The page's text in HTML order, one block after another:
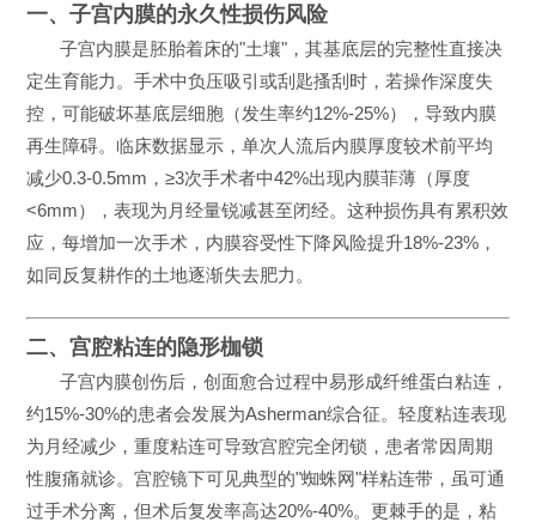
一、子宫内膜的永久性损伤风险
子宫内膜是胚胎着床的"土壤"，其基底层的完整性直接决
定生育能力。手术中负压吸引或刮匙搔刮时，若操作深度失
控，可能破坏基底层细胞（发生率约12%-25%），导致内膜
再生障碍。临床数据显示，单次人流后内膜厚度较术前平均
减少0.3-0.5mm，≥3次手术者中42%出现内膜菲薄（厚度
<6mm），表现为月经量锐减甚至闭经。这种损伤具有累积效
应，每增加一次手术，内膜容受性下降风险提升18%-23%，
如同反复耕作的土地逐渐失去肥力。
二、宫腔粘连的隐形枷锁
子宫内膜创伤后，创面愈合过程中易形成纤维蛋白粘连，
约15%-30%的患者会发展为Asherman综合征。轻度粘连表现
为月经减少，重度粘连可导致宫腔完全闭锁，患者常因周期
性腹痛就诊。宫腔镜下可见典型的"蜘蛛网"样粘连带，虽可通
过手术分离，但术后复发率高达20%-40%。更棘手的是，粘